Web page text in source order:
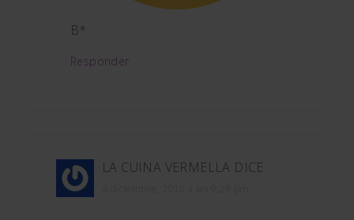
B*
Responder
LA CUINA VERMELLA DICE